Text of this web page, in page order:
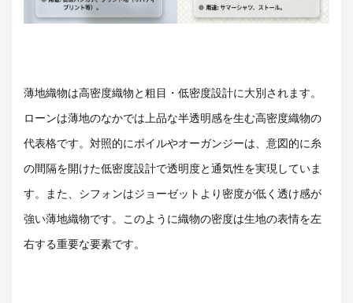
薄地織物は高密度織物と粗目・低密度設計に大別されます。
ローンは薄地のなかでは上品な半透明感を生む高密度織物の
代表格です。対照的にボイルやオーガンジーは、意図的に糸
の間隔を開けた低密度設計で透明度と通気性を実現していま
す。また、 シフォンはジョーゼットより密度が低く透け感が
強い薄地織物です。このように織物の密度は生地の表情を左
右する重要な要素です。